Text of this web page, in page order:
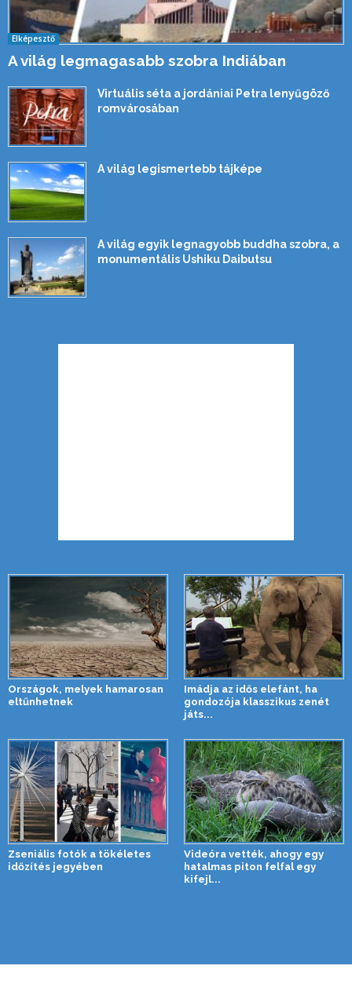
Elképesztő
A világ legmagasabb szobra Indiában
Virtuális séta a jordániai Petra lenyűgöző
romvárosában
A világ legismertebb tájképe
A világ egyik legnagyobb buddha szobra, a
monumentális Ushiku Daibutsu
Országok, melyek hamarosan
eltűnhetnek
Imádja az idős elefánt, ha
gondozója klasszikus zenét
játs...
Zseniális fotók a tökéletes
időzítés jegyében
Videóra vették, ahogy egy
hatalmas piton felfal egy
kifejl...